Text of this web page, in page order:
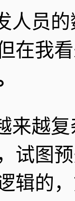
人员
在我
来越
试图
辑的